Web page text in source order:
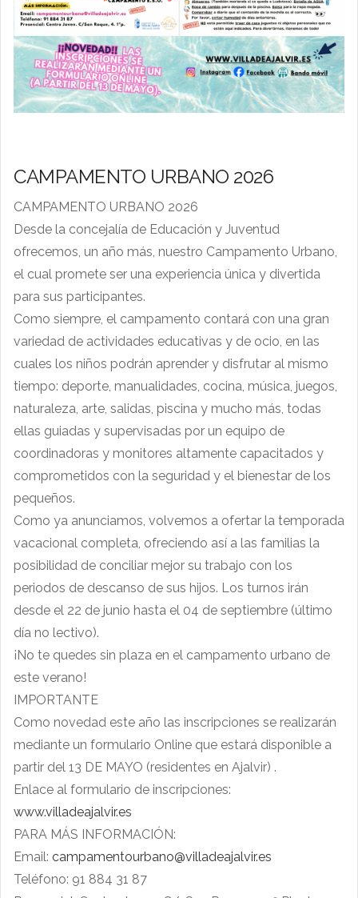
CAMPAMENTO URBANO 2026
CAMPAMENTO URBANO 2026
Desde la concejalía de Educación y Juventud
ofrecemos, un año más, nuestro Campamento Urbano,
el cual promete ser una experiencia única y divertida
para sus participantes.
Como siempre, el campamento contará con una gran
variedad de actividades educativas y de ocio, en las
cuales los niños podrán aprender y disfrutar al mismo
tiempo: deporte, manualidades, cocina, música, juegos,
naturaleza, arte, salidas, piscina y mucho más, todas
ellas guiadas y supervisadas por un equipo de
coordinadoras y monitores altamente capacitados y
comprometidos con la seguridad y el bienestar de los
pequeños.
Como ya anunciamos, volvemos a ofertar la temporada
vacacional completa, ofreciendo así a las familias la
posibilidad de conciliar mejor su trabajo con los
periodos de descanso de sus hijos. Los turnos irán
desde el 22 de junio hasta el 04 de septiembre (último
día no lectivo).
¡No te quedes sin plaza en el campamento urbano de
este verano!
IMPORTANTE
Como novedad este año las inscripciones se realizarán
mediante un formulario Online que estará disponible a
partir del 13 DE MAYO (residentes en Ajalvir) .
Enlace al formulario de inscripciones:
www.villadeajalvir.es
PARA MÁS INFORMACIÓN:
Email: campamentourbano@villadeajalvir.es
Teléfono: 91 884 31 87